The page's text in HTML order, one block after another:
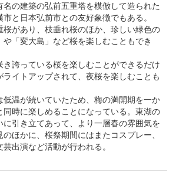
の建築の弘前五重塔を模倣して造られた
と日本弘前市との友好象徴でもある。
桜があり、枝垂れ桜のほか、珍しい緑色の
や「変大島」など桜を楽しむこともでき
き誇っている桜を楽しむことができるだけ
ライトアップされて、夜桜を楽しむことも
低温が続いていたため、梅の満開期を一か
同時に楽しめることになっている。東湖の
引き立てあって、より一層春の雰囲気を
ほかに、桜祭期間にはまたコスプレー、
出演など活動が行われる。